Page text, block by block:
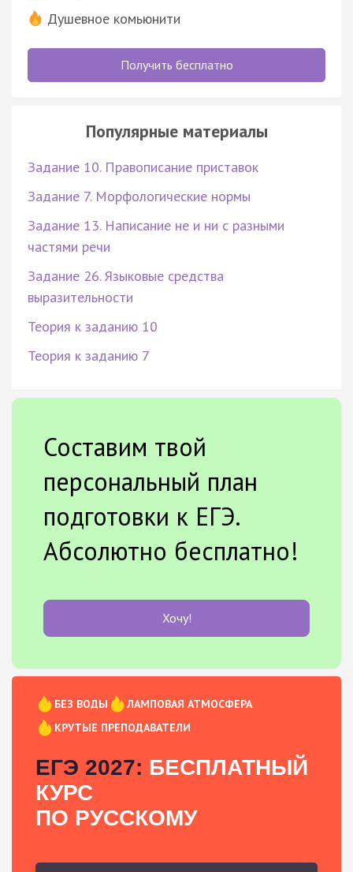
Душевное комьюнити
Получить бесплатно
Популярные материалы
Задание 10. Правописание приставок
Задание 7. Морфологические нормы
Задание 13. Написание не и ни с разными
частями речи
Задание 26. Языковые средства
выразительности
Теория к заданию 10
Теория к заданию 7
Составим твой
персональный план
подготовки к ЕГЭ.
Абсолютно бесплатно!
Хочу!
БЕЗ ВОДЫ
ЛАМПОВАЯ АТМОСФЕРА
КРУТЫЕ ПРЕПОДАВАТЕЛИ
ЕГЭ 2027: БЕСПЛАТНЫЙ
КУРС
ПО РУССКОМУ